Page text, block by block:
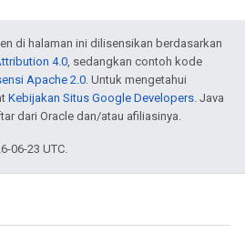
di halaman ini dilisensikan berdasarkan
4.0, sedangkan contoh kode
Apache 2.0. Untuk mengetahui
Kebijakan Situs Google Developers. Java
dari Oracle dan/atau afiliasinya.
06-23 UTC.